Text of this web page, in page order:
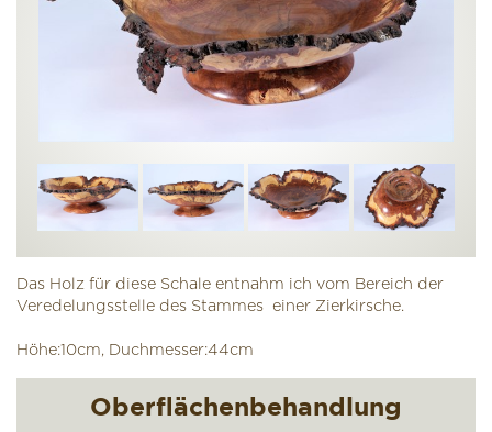
Das Holz für diese Schale entnahm ich vom Bereich der
Veredelungsstelle des Stammes einer Zierkirsche.
Höhe:10cm, Duchmesser:44cm
Oberflächenbehandlung